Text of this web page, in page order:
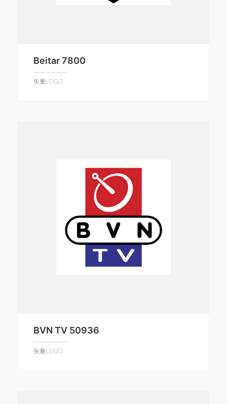
Beitar 7800
矢量LOGO
BVN TV 50936
矢量LOGO